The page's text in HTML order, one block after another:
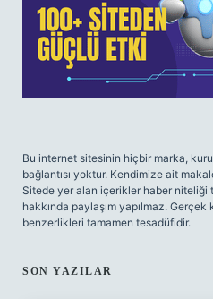
Bu internet sitesinin hiçbir marka,
bağlantısı yoktur. Kendimize ait
Sitede yer alan içerikler haber niteliği
hakkında paylaşım yapılmaz.
benzerlikleri tamamen tesadüfidir.
SON YAZILAR